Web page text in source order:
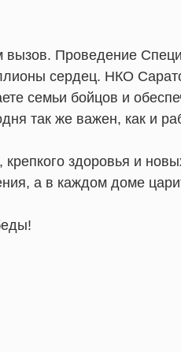
вызов. Проведение
сердец. НКО
семьи бойцов и
так же важен, как и
здоровья и
а в каждом доме